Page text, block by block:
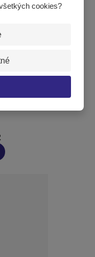
cookies?
programovateľné